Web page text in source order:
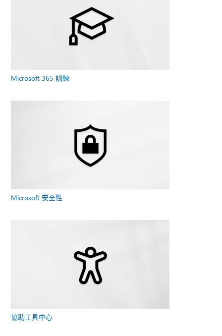
Microsoft 365 訓練
Microsoft 安全性
協助工具中心